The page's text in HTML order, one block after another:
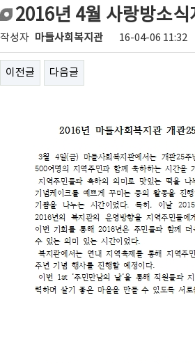
2016년 4월 사랑방소식
작성자 마들사회복지관 16-04-06 11:32
이전글 다음글